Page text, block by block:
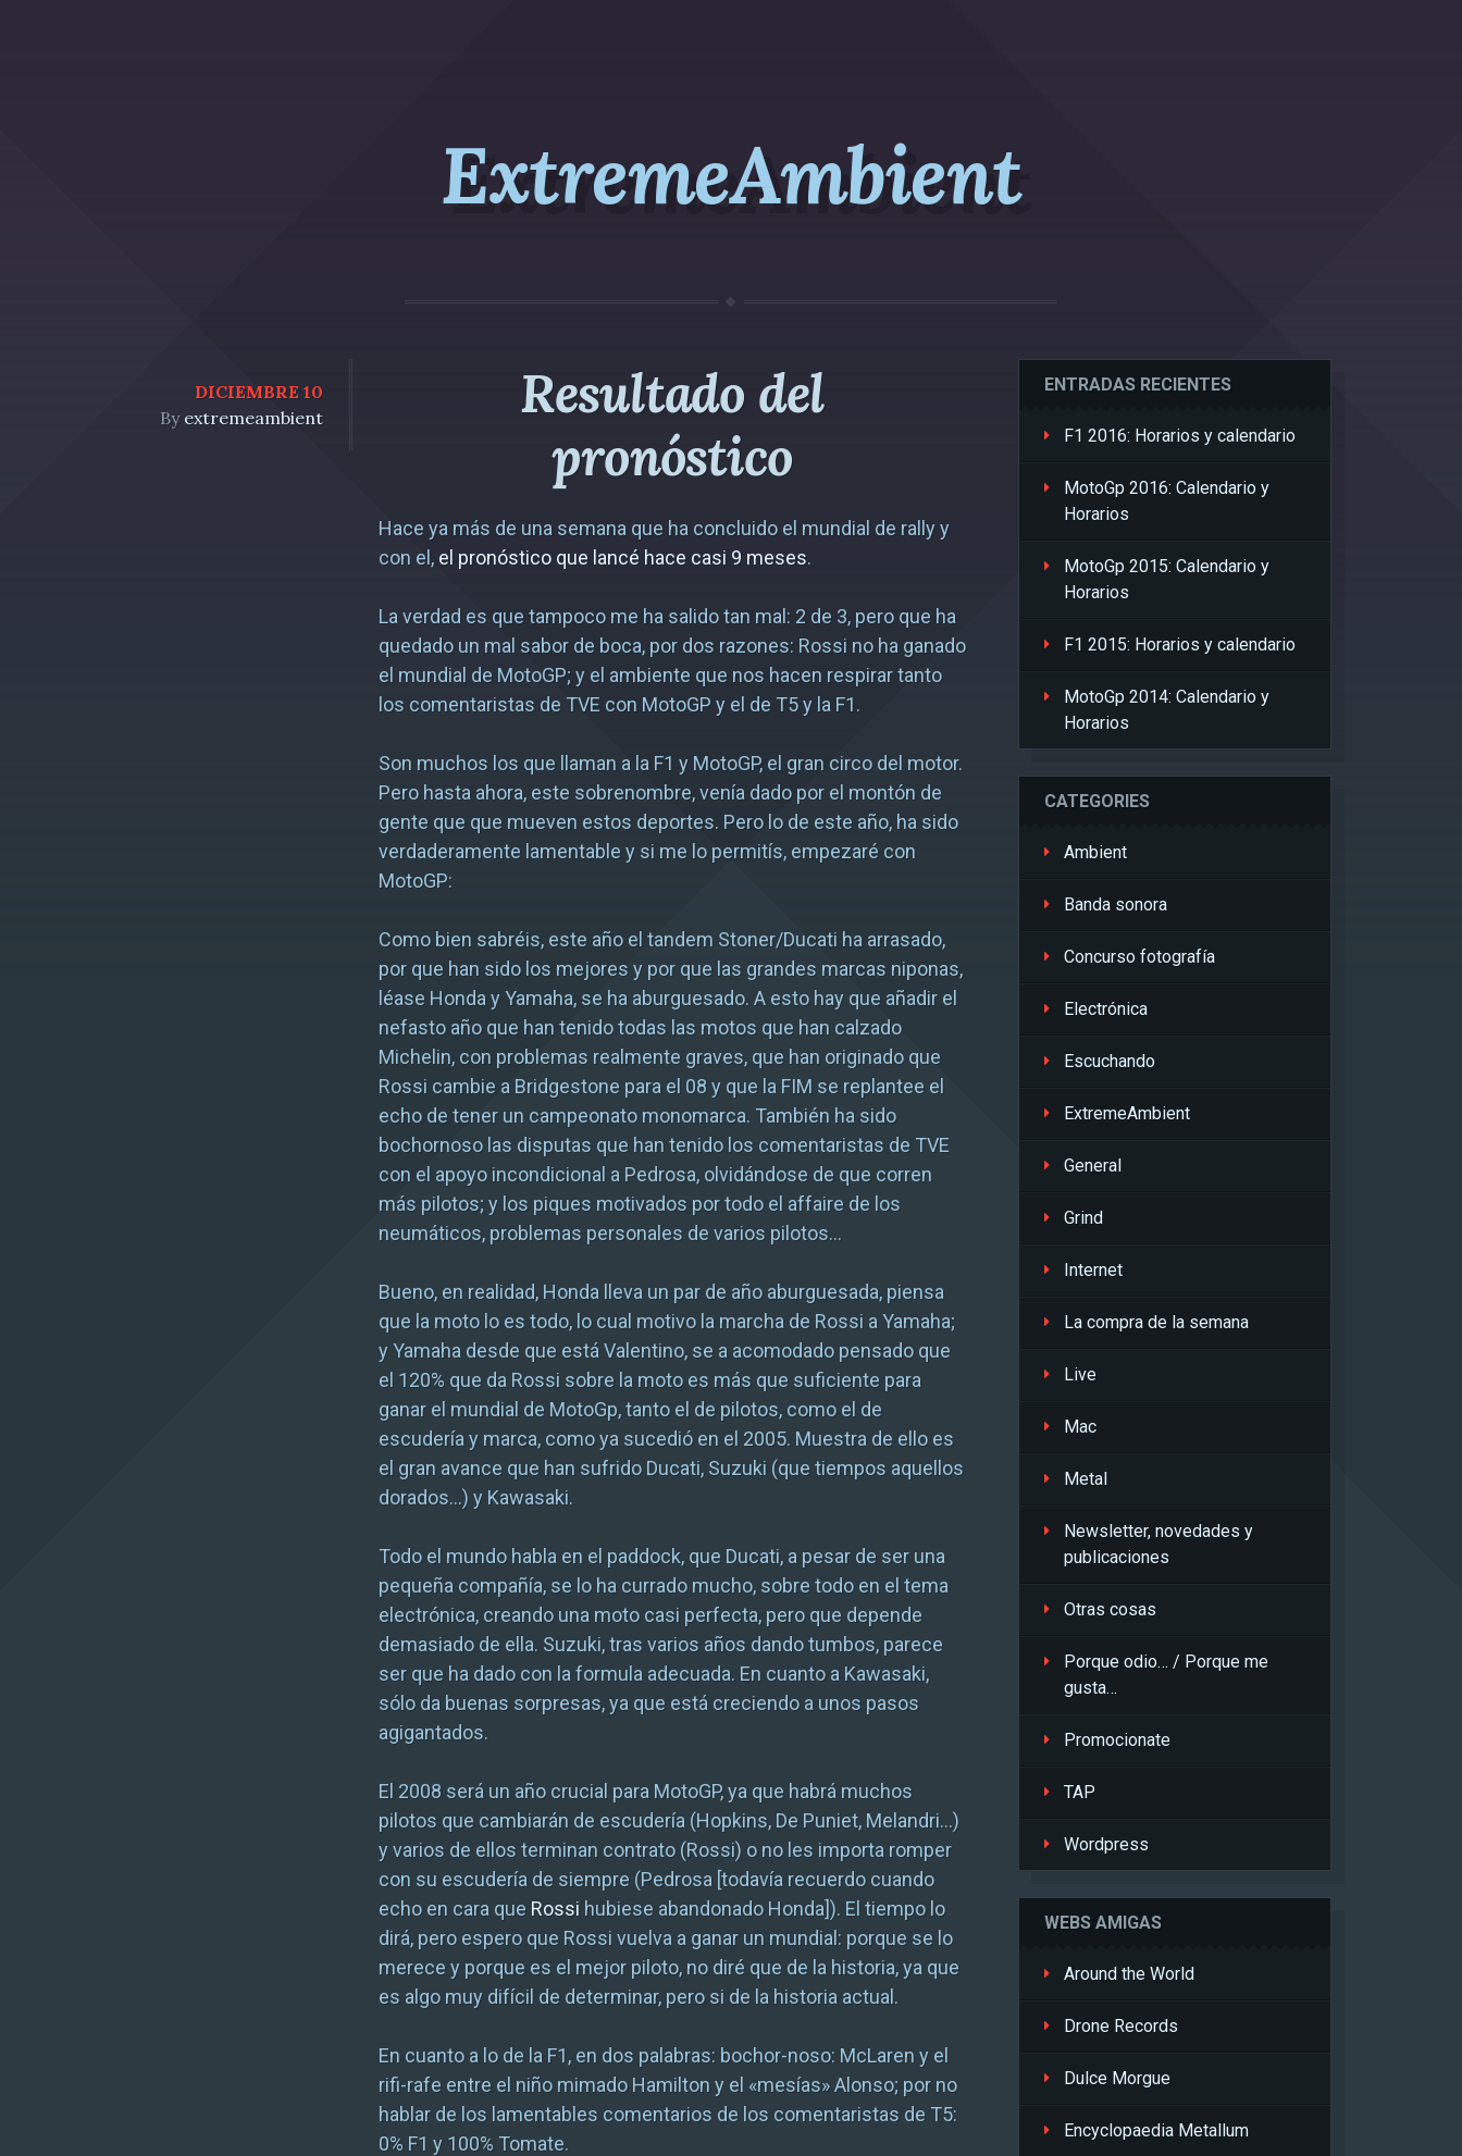
ExtremeAmbient
DICIEMBRE 10
By extremeambient
Resultado del
pronóstico
Hace ya más de una semana que ha concluido el mundial de rally y
con el, el pronóstico que lancé hace casi 9 meses.
La verdad es que tampoco me ha salido tan mal: 2 de 3, pero que ha
quedado un mal sabor de boca, por dos razones: Rossi no ha ganado
el mundial de MotoGP; y el ambiente que nos hacen respirar tanto
los comentaristas de TVE con MotoGP y el de T5 y la F1.
Son muchos los que llaman a la F1 y MotoGP, el gran circo del motor.
Pero hasta ahora, este sobrenombre, venía dado por el montón de
gente que que mueven estos deportes. Pero lo de este año, ha sido
verdaderamente lamentable y si me lo permitís, empezaré con
MotoGP:
Como bien sabréis, este año el tandem Stoner/Ducati ha arrasado,
por que han sido los mejores y por que las grandes marcas niponas,
léase Honda y Yamaha, se ha aburguesado. A esto hay que añadir el
nefasto año que han tenido todas las motos que han calzado
Michelin, con problemas realmente graves, que han originado que
Rossi cambie a Bridgestone para el 08 y que la FIM se replantee el
echo de tener un campeonato monomarca. También ha sido
bochornoso las disputas que han tenido los comentaristas de TVE
con el apoyo incondicional a Pedrosa, olvidándose de que corren
más pilotos; y los piques motivados por todo el affaire de los
neumáticos, problemas personales de varios pilotos…
Bueno, en realidad, Honda lleva un par de año aburguesada, piensa
que la moto lo es todo, lo cual motivo la marcha de Rossi a Yamaha;
y Yamaha desde que está Valentino, se a acomodado pensado que
el 120% que da Rossi sobre la moto es más que suficiente para
ganar el mundial de MotoGp, tanto el de pilotos, como el de
escudería y marca, como ya sucedió en el 2005. Muestra de ello es
el gran avance que han sufrido Ducati, Suzuki (que tiempos aquellos
dorados…) y Kawasaki.
Todo el mundo habla en el paddock, que Ducati, a pesar de ser una
pequeña compañía, se lo ha currado mucho, sobre todo en el tema
electrónica, creando una moto casi perfecta, pero que depende
demasiado de ella. Suzuki, tras varios años dando tumbos, parece
ser que ha dado con la formula adecuada. En cuanto a Kawasaki,
sólo da buenas sorpresas, ya que está creciendo a unos pasos
agigantados.
El 2008 será un año crucial para MotoGP, ya que habrá muchos
pilotos que cambiarán de escudería (Hopkins, De Puniet, Melandri…)
y varios de ellos terminan contrato (Rossi) o no les importa romper
con su escudería de siempre (Pedrosa [todavía recuerdo cuando
echo en cara que Rossi hubiese abandonado Honda]). El tiempo lo
dirá, pero espero que Rossi vuelva a ganar un mundial: porque se lo
merece y porque es el mejor piloto, no diré que de la historia, ya que
es algo muy difícil de determinar, pero si de la historia actual.
En cuanto a lo de la F1, en dos palabras: bochor-noso: McLaren y el
rifi-rafe entre el niño mimado Hamilton y el «mesías» Alonso; por no
hablar de los lamentables comentarios de los comentaristas de T5:
0% F1 y 100% Tomate.
ENTRADAS RECIENTES
F1 2016: Horarios y calendario
MotoGp 2016: Calendario y
Horarios
MotoGp 2015: Calendario y
Horarios
F1 2015: Horarios y calendario
MotoGp 2014: Calendario y
Horarios
CATEGORIES
Ambient
Banda sonora
Concurso fotografía
Electrónica
Escuchando
ExtremeAmbient
General
Grind
Internet
La compra de la semana
Live
Mac
Metal
Newsletter, novedades y
publicaciones
Otras cosas
Porque odio… / Porque me
gusta…
Promocionate
TAP
Wordpress
WEBS AMIGAS
Around the World
Drone Records
Dulce Morgue
Encyclopaedia Metallum